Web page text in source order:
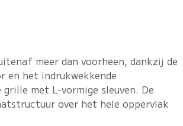
meer dan voorheen, dankzij de
en het indrukwekkende
met L-vormige sleuven. De
over het hele oppervlak